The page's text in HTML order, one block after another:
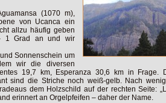
(1070 m),
von Ucanca ein
allzu häufig geben
1 Grad an und wir
Sonnenschein um
wir die diversen
19,7 km, Esperanza 30,6 km in Frage.
sind die Striche noch weiß-gelb. Nach
dem Holzschild auf der rechten Seite:
erinnert an Orgelpfeifen – daher der Name.